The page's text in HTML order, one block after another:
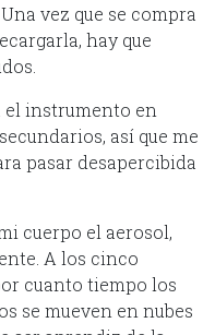
vez que se compra
hay que
el instrumento en
así que me
pasar desapercibida
cuerpo el aerosol,
A los cinco
cuanto tiempo los
se mueven en nubes